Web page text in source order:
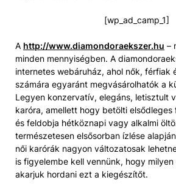
[wp_ad_camp_1]
A http://www.diamondoraekszer.hu –
minden mennyiségben. A
internetes webáruház, ahol nők, férfiak
számára egyaránt megvásárolhatók a
Legyen konzervatív, elegáns, letisztult
karóra, amellett hogy betölti
és feldobja hétköznapi vagy alkalmi
természetesen elsősorban ízlése
női karórák nagyon változatosak
is figyelembe kell vennünk, hogy
akarjuk hordani ezt a kiegészítőt.